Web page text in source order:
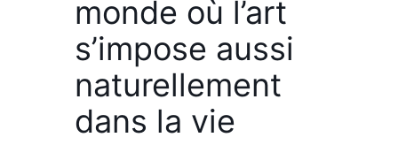
monde où l’art
s’impose aussi
naturellement
dans la vie